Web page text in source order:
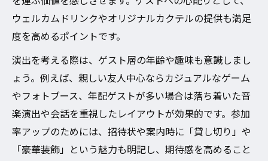
ウェルカムドリンクやオリジナルカクテルの提供も満足
度を高めるポイントです。
演出を考える際は、ゲスト層の年齢や趣味も意識しまし
ょう。例えば、親しい友人中心ならカジュアルなゲーム
やフォトブース、年配ゲストが多い場合は落ち着いた音
楽演出や会話を重視したレイアウトが効果的です。参加
率アップのためには、招待状や案内時に「貸し切り」や
「豪華装飾」という魅力も明記し、期待感を高めること